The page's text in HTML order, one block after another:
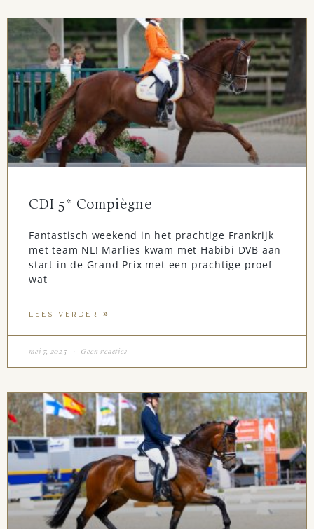
CDI 5* Compiègne
Fantastisch weekend in het prachtige Frankrijk
met team NL! Marlies kwam met Habibi DVB aan
start in de Grand Prix met een prachtige proef
wat
LEES VERDER »
mei 7, 2025 Geen reacties